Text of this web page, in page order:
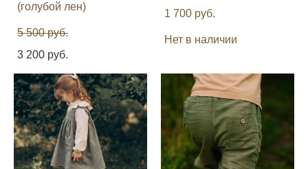
(голубой лен)
5 500 pуб.
3 200 pуб.
1 700 pуб.
Нет в наличии